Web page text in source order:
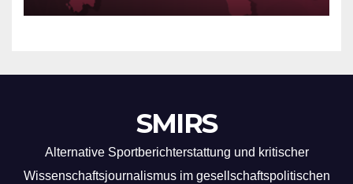
SMIRS
Alternative Sportberichterstattung und kritischer
Wissenschaftsjournalismus im gesellschaftspolitischen